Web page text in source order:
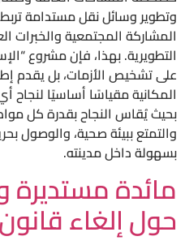
وتطوير وسائل نقل مستدامة تربط
المشاركة المجتمعية والخبرات
التطويرية. بهذا، فإن مشروع
على تشخيص الأزمات، بل يقدم
المكانية مقياسًا أساسيًا لنجاح
بحيث يُقاس النجاح بقدرة كل
والتمتع ببيئة صحية، والوصول
بسهولة داخل مدينته.
مائدة مستديرة
حول إلغاء قانون